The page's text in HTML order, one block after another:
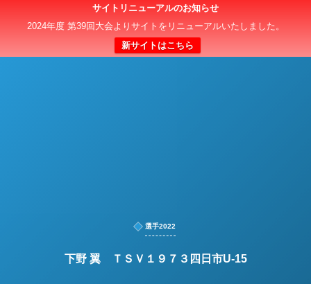
サイトリニューアルのお知らせ
2024年度 第39回大会よりサイトをリニューアルいたしました。
新サイトはこちら
日本クラブユースサッカー選手権（U-15）大会
選手2022
下野 翼 ＴＳＶ１９７３四日市U-15